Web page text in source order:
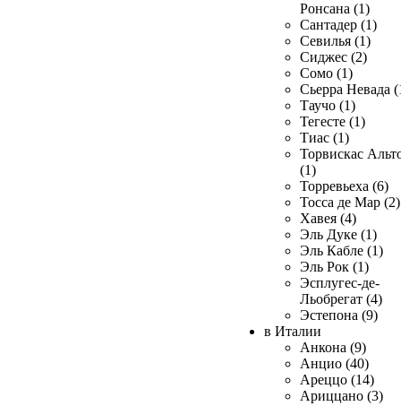
Ронсана (1)
Сантадер (1)
Севилья (1)
Сиджес (2)
Сомо (1)
Сьерра Невада
Таучо (1)
Тегесте (1)
Тиас (1)
Торвискас
(1)
Торревьеха (6)
Тосса де Мар (2)
Хавея (4)
Эль Дуке (1)
Эль Кабле (1)
Эль Рок (1)
Эсплугес-де-
Льобрегат (4)
Эстепона (9)
в Италии
Анкона (9)
Анцио (40)
Ареццо (14)
Ариццано (3)